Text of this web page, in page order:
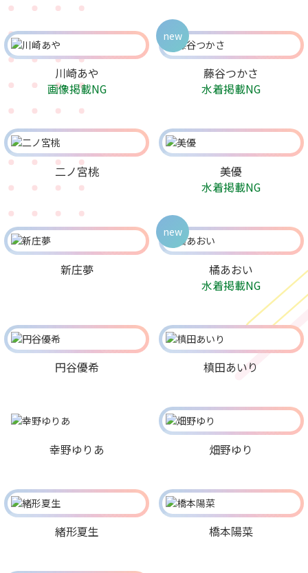
川崎あや
画像掲載NG
藤谷つかさ
水着掲載NG
new
二ノ宮桃
美優
水着掲載NG
新庄夢
橘あおい
水着掲載NG
new
円谷優希 槙田あいり
幸野ゆりあ 畑野ゆり
緒形夏生 橋本陽菜